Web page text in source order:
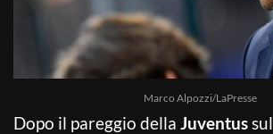
Marco Alpozzi/LaPresse
Dopo il pareggio della Juventus